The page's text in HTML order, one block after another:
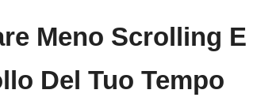
Meno Scrolling E
Del Tuo Tempo